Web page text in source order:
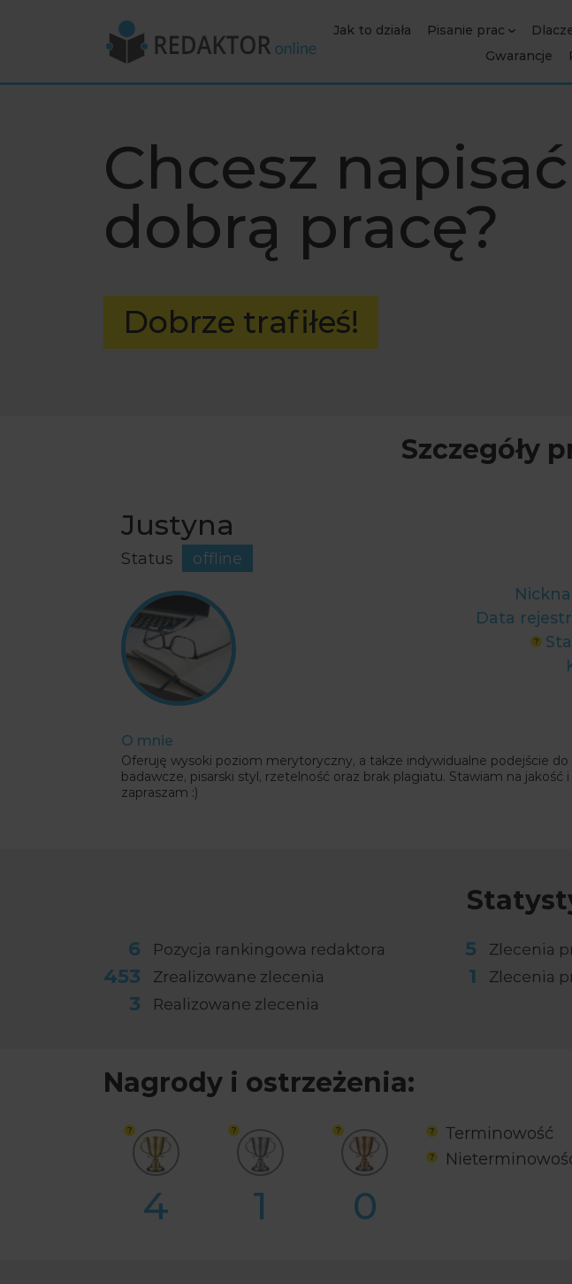
Jak to działa Pisanie prac
Gwarancje
Chcesz napisać
dobrą pracę?
Dobrze trafiłeś!
Szczegóły
Justyna
Status offline
Data
O mnie
Oferuję wysoki poziom merytoryczny, a także indywidualne podejście
badawcze, pisarski styl, rzetelność oraz brak plagiatu. Stawiam na
zapraszam :)
6 Pozycja rankingowa redaktora
453 Zrealizowane zlecenia
3 Realizowane zlecenia
5 Zlecenia
1 Zlecenia
Nagrody i ostrzeżenia:
4 1 0
Terminowość